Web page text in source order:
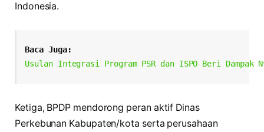
Indonesia.
Baca Juga:
Usulan Integrasi Program PSR dan ISPO Beri Dampak
Ketiga, BPDP mendorong peran aktif Dinas
Perkebunan Kabupaten/kota serta perusahaan